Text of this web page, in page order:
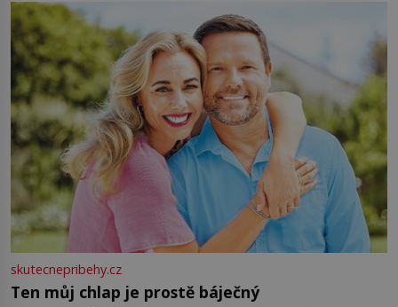
větší harmonii a klid. Je důležité
skutecnepribehy.cz
Ten můj chlap je prostě báječný